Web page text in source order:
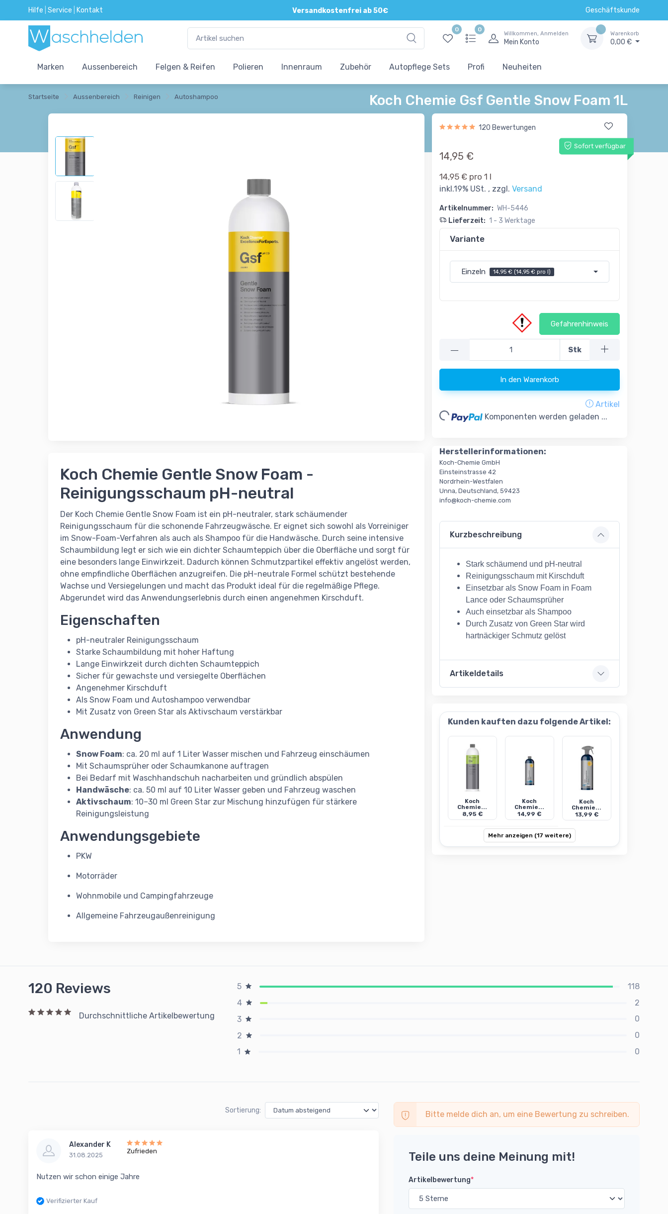
Hilfe Service Kontakt Versandkostenfrei ab 50€
Direkte und persönliche Beratung Geschäftskunde
0 0
Willkommen, Anmelden
Mein Konto
Warenkorb
0,00 €
Marken Aussenbereich Felgen & Reifen Polieren Innenraum Zubehör Autopflege Sets Profi Neuheiten
Startseite Aussenbereich Reinigen Autoshampoo Koch Chemie Gsf Gentle Snow Foam 1L
Koch Chemie Gentle Snow Foam -
Reinigungsschaum pH-neutral
Der Koch Chemie Gentle Snow Foam ist ein pH-neutraler, stark schäumender
Reinigungsschaum für die schonende Fahrzeugwäsche. Er eignet sich sowohl als Vorreiniger
im Snow-Foam-Verfahren als auch als Shampoo für die Handwäsche. Durch seine intensive
Schaumbildung legt er sich wie ein dichter Schaumteppich über die Oberfläche und sorgt für
eine besonders lange Einwirkzeit. Dadurch können Schmutzpartikel effektiv angelöst werden,
ohne empfindliche Oberflächen anzugreifen. Die pH-neutrale Formel schützt bestehende
Wachse und Versiegelungen und macht das Produkt ideal für die regelmäßige Pflege.
Abgerundet wird das Anwendungserlebnis durch einen angenehmen Kirschduft.
Eigenschaften
pH-neutraler Reinigungsschaum
Starke Schaumbildung mit hoher Haftung
Lange Einwirkzeit durch dichten Schaumteppich
Sicher für gewachste und versiegelte Oberflächen
Angenehmer Kirschduft
Als Snow Foam und Autoshampoo verwendbar
Mit Zusatz von Green Star als Aktivschaum verstärkbar
Anwendung
Snow Foam: ca. 20 ml auf 1 Liter Wasser mischen und Fahrzeug einschäumen
Mit Schaumsprüher oder Schaumkanone auftragen
Bei Bedarf mit Waschhandschuh nacharbeiten und gründlich abspülen
Handwäsche: ca. 50 ml auf 10 Liter Wasser geben und Fahrzeug waschen
Aktivschaum: 10–30 ml Green Star zur Mischung hinzufügen für stärkere
Reinigungsleistung
Anwendungsgebiete
PKW
Motorräder
Wohnmobile und Campingfahrzeuge
Allgemeine Fahrzeugaußenreinigung
120 Bewertungen
Sofort verfügbar
14,95 €
14,95 € pro 1 l
inkl.19% USt. , zzgl. Versand
Artikelnummer: WH-5446
Lieferzeit: 1 - 3 Werktage
Variante
Einzeln 14,95 € (14,95 € pro l)
Gefahrenhinweis
— Stk
In den Warenkorb
Artikel
Loading... Komponenten werden geladen ...
Herstellerinformationen:
Koch-Chemie GmbH
Einsteinstrasse 42
Nordrhein-Westfalen
Unna, Deutschland, 59423
info@koch-chemie.com
Kurzbeschreibung
Stark schäumend und pH-neutral
Reinigungsschaum mit Kirschduft
Einsetzbar als Snow Foam in Foam
Lance oder Schaumsprüher
Auch einsetzbar als Shampoo
Durch Zusatz von Green Star wird
hartnäckiger Schmutz gelöst
Artikeldetails
Kunden kauften dazu folgende Artikel:
Koch
Chemie...
8,95 €
Koch
Chemie...
14,99 €
Koch
Chemie...
13,99 €
Mehr anzeigen (17 weitere)
120 Reviews
Durchschnittliche Artikelbewertung
5
118
4
2
3
0
2
0
1
0
Sortierung:
Alexander K
31.08.2025
Zufrieden
Nutzen wir schon einige Jahre
Verifizierter Kauf
Bitte melde dich an, um eine Bewertung zu schreiben.
Teile uns deine Meinung mit!
Artikelbewertung*